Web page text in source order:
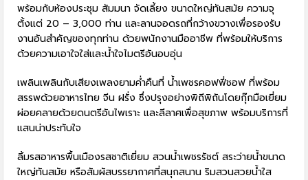
พร้อมกับห้องประชุม สัมมนา จัดเลี้ยง ขนาดใหญ่ทันสมัย ความจุ
ตั้งแต่ 20 – 3,000 ท่าน และลานจอดรถที่กว้างขวางเพื่อรองรับ
งานอันสำคัญของทุกท่าน ด้วยพนักงานมืออาชีพ ที่พร้อมให้บริการ
ด้วยความเอาใจใส่และน้ำใจไมตรีอันอบอุ่น
เพลินเพลินกับเสียงเพลงยามค่ำคืนที่ น้ำเพชรคอฟฟี่ชอฟ ที่พร้อม
สรรพด้วยอาหารไทย จีน ฝรั่ง ซึ่งปรุงอย่างพิถีพิถันโดยกุ๊กมือเยี่ยม
ผ่อยคลายด้วยดนตรีอันไพเราะ และลีลาศเพื่อสุขภาพ พร้อมบริการที่
แสนน่าประทับใจ
ลิ้มรสอาหารพื้นเมืองรสชาติเยี่ยม สวนน้ำเพชรรัชต์ สระว่ายน้ำขนาด
ใหญ่ทันสมัย หรือสัมผัสบรรยากาศที่สนุกสนาน ริมสวนสวยน้ำใส